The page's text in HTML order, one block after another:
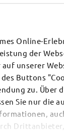
Online-
der
unserer
Buttons
zu. Über
Sie nur die
Überblick
Worauf hast du